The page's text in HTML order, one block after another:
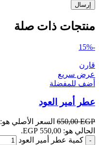
منتجات ذات صلة
-15%
قارن
عرض سريع
أضف للمفضلة
عطر أمير العود
650,00EGP السعر الأصلي هو: 650,00 EGP.
الحالي هو: 550,00 EGP.
كمية عطر أمير العود